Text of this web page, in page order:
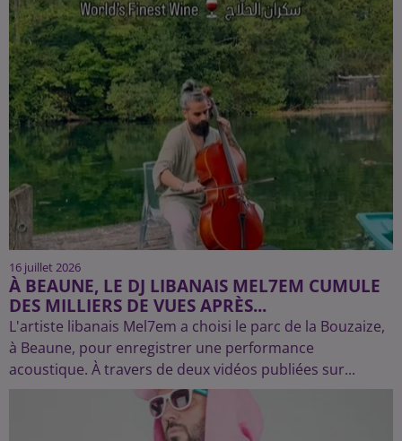
16 juillet 2026
À BEAUNE, LE DJ LIBANAIS MEL7EM CUMULE
DES MILLIERS DE VUES APRÈS...
L'artiste libanais Mel7em a choisi le parc de la Bouzaize,
à Beaune, pour enregistrer une performance
acoustique. À travers de deux vidéos publiées sur...